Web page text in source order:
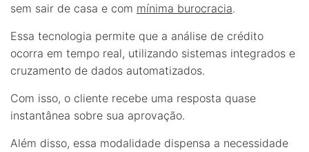
sem sair de casa e com mínima burocracia.
Essa tecnologia permite que a análise de crédito
ocorra em tempo real, utilizando sistemas integrados e
cruzamento de dados automatizados.
Com isso, o cliente recebe uma resposta quase
instantânea sobre sua aprovação.
Além disso, essa modalidade dispensa a necessidade